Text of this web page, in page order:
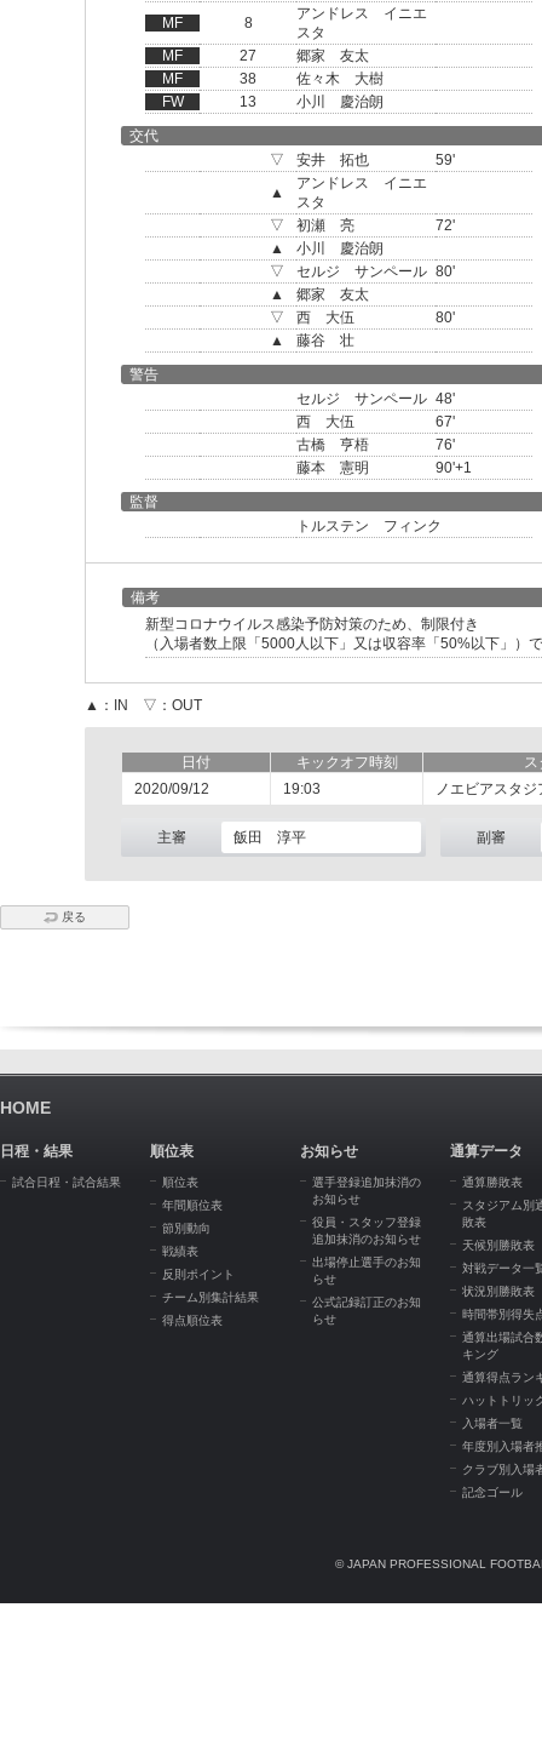
MF
8
アンドレス イニエ
スタ
MF
27
郷家 友太
MF
38
佐々木 大樹
FW
13
小川 慶治朗
交代
▽
安井 拓也
59'
▲
アンドレス イニエ
スタ
▽
初瀬 亮
72'
▲
小川 慶治朗
▽
セルジ サンペール 80'
▲
郷家 友太
▽
西 大伍
80'
▲
藤谷 壮
警告
セルジ サンペール 48'
西 大伍
67'
古橋 亨梧
76'
藤本 憲明
90'+1
監督
トルステン フィンク
備考
新型コロナウイルス感染予防対策のため、制限付き
（入場者数上限「5000人以下」又は収容率「50%以下」）
▲：IN ▽：OUT
日付 キックオフ時刻
ス
2020/09/12
19:03 ノエビアスタジ
主審 飯田 淳平 副審
戻る
HOME
日程・結果
試合日程・試合結果
順位表
順位表
年間順位表
節別動向
戦績表
反則ポイント
チーム別集計結果
得点順位表
お知らせ
選手登録追加抹消の
お知らせ
役員・スタッフ登録
追加抹消のお知らせ
出場停止選手のお知
らせ
公式記録訂正のお知
らせ
通算データ
通算勝敗表
スタジアム別
敗表
天候別勝敗表
対戦データ一
状況別勝敗表
時間帯別得失
通算出場試合
キング
通算得点ラン
ハットトリッ
入場者一覧
年度別入場者
クラブ別入場
記念ゴール
© JAPAN PROFESSIONAL